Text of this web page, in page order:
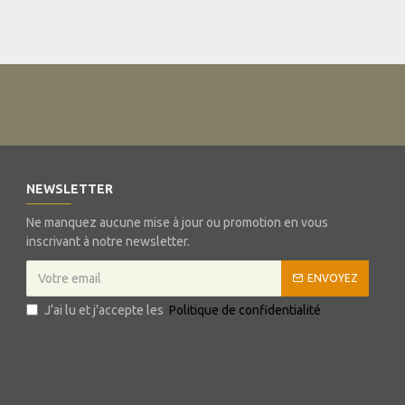
NEWSLETTER
Ne manquez aucune mise à jour ou promotion en vous
inscrivant à notre newsletter.
ENVOYEZ
J’ai lu et j’accepte les Politique de confidentialité